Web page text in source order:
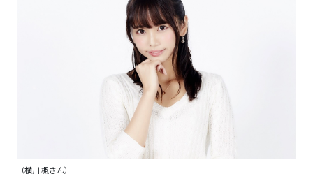
（横川 楓さん）